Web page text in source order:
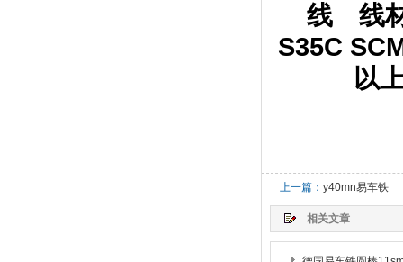
线 线
S35C
以
上一篇： y40mn易车铁
相关文章